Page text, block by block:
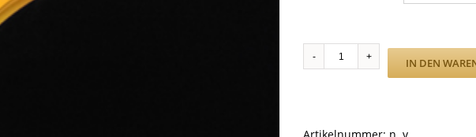
Panthera
Menge
IN DEN